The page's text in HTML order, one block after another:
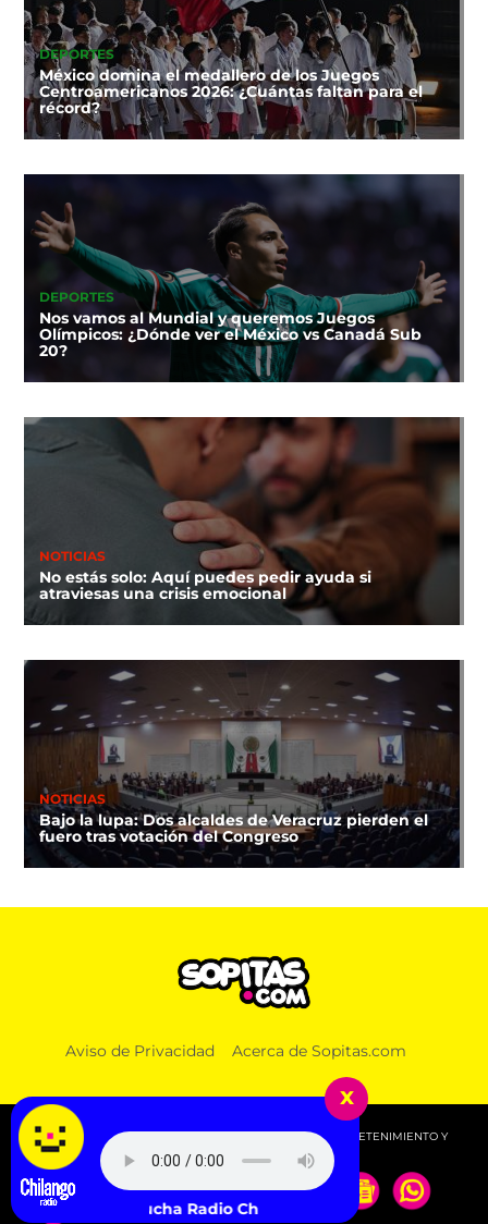
DEPORTES
México domina el medallero de los Juegos
Centroamericanos 2026: ¿Cuántas faltan para el
récord?
DEPORTES
Nos vamos al Mundial y queremos Juegos
Olímpicos: ¿Dónde ver el México vs Canadá Sub
20?
NOTICIAS
No estás solo: Aquí puedes pedir ayuda si
atraviesas una crisis emocional
NOTICIAS
Bajo la lupa: Dos alcaldes de Veracruz pierden el
fuero tras votación del Congreso
Aviso de Privacidad Acerca de Sopitas.com
© 2026 SOPITAS.COM - MÚSICA, NOTICIAS, DEPORTES, ENTRETENIMIENTO Y
MÁS!.
x
Escucha Radio Chilango -